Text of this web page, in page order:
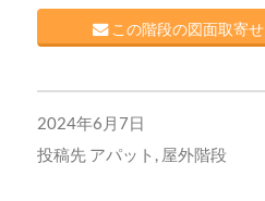
この階段の図面取寄
2024年6月7日
投稿先 アパット 屋外階段